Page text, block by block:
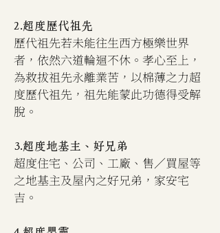
2.超度歷代祖先
歷代祖先若未能往生西方極樂世界
者，依然六道輪迴不休。孝心至上，
為救拔祖先永離業苦，以棉薄之力超
度歷代祖先，祖先能蒙此功德得受解
脫。
3.超度地基主、好兄弟
超度住宅、公司、工廠、售／買屋等
之地基主及屋內之好兄弟，家安宅
吉。